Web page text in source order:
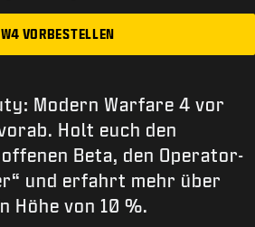
VORBESTELLEN
Modern Warfare 4 vor
Holt euch den
Beta, den Operator-
und erfahrt mehr über
Höhe von 10 %.